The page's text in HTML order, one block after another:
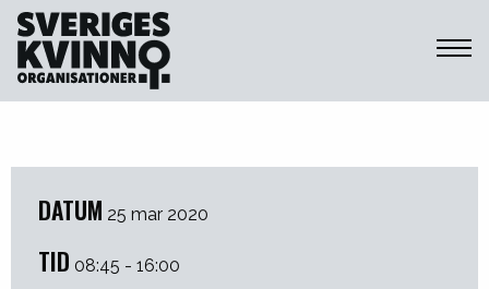
Sveriges Kvinnoorganisationer
Alvesta: Pornografi – vår tids
största jämställdhetspolitiska
utmaning?
DATUM 25 mar 2020
TID 08:45 - 16:00